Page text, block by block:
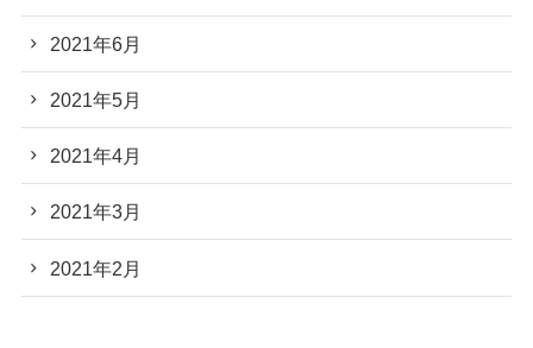
2021年6月
2021年5月
2021年4月
2021年3月
2021年2月